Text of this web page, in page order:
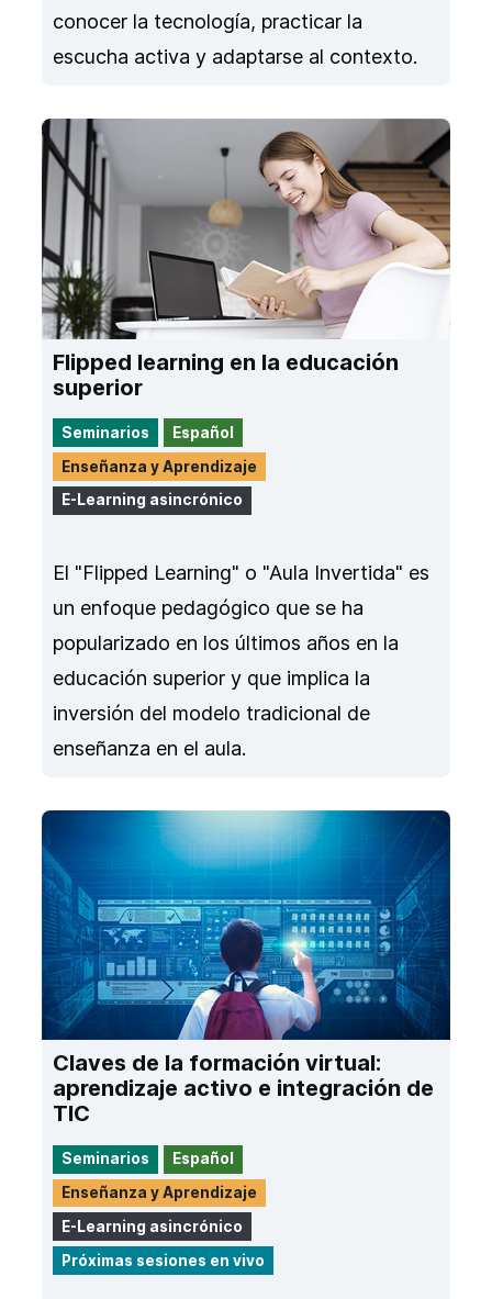
conocer la tecnología, practicar la
escucha activa y adaptarse al contexto.
Flipped learning en la educación
superior
Seminarios
Español
Enseñanza y Aprendizaje
E-Learning asincrónico
El "Flipped Learning" o "Aula Invertida" es
un enfoque pedagógico que se ha
popularizado en los últimos años en la
educación superior y que implica la
inversión del modelo tradicional de
enseñanza en el aula.
Claves de la formación virtual:
aprendizaje activo e integración de
TIC
Seminarios
Español
Enseñanza y Aprendizaje
E-Learning asincrónico
Próximas sesiones en vivo